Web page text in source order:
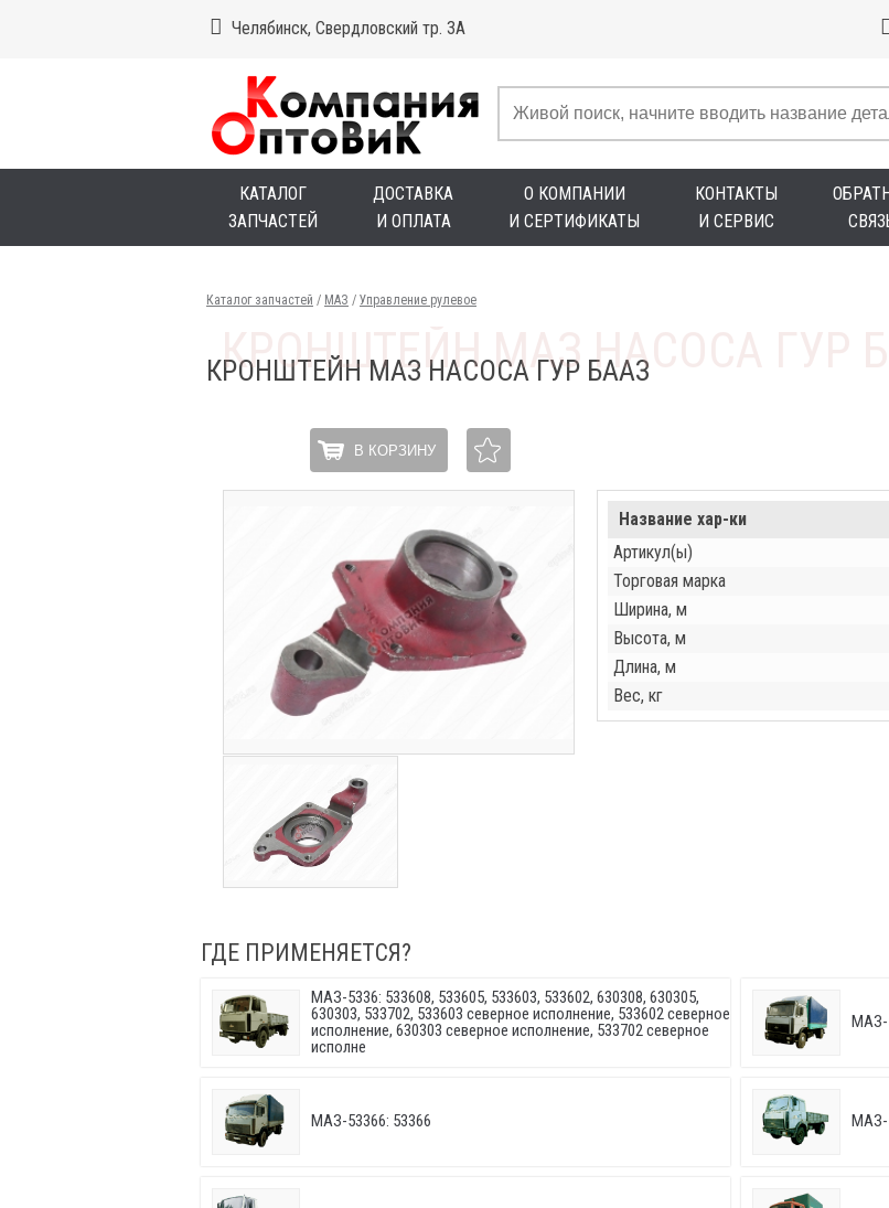
Челябинск, Свердловский тр. 3А
КАТАЛОГ
ЗАПЧАСТЕЙ
ДОСТАВКА
И ОПЛАТА
О КОМПАНИИ
И СЕРТИФИКАТЫ
КОНТАКТЫ
И СЕРВИС
Каталог запчастей / МАЗ / Управление рулевое
КРОНШТЕЙН МАЗ НАСОСА ГУР БААЗ
В КОРЗИНУ
Название хар-ки
Артикул(ы)
Торговая марка
Ширина, м
Высота, м
Длина, м
Вес, кг
ГДЕ ПРИМЕНЯЕТСЯ?
МАЗ-5336: 533608, 533605, 533603, 533602, 630308, 630305,
630303, 533702, 533603 северное исполнение, 533602 северное
исполнение, 630303 северное исполнение, 533702 северное
исполне
МАЗ-
МАЗ-53366: 53366 МАЗ-